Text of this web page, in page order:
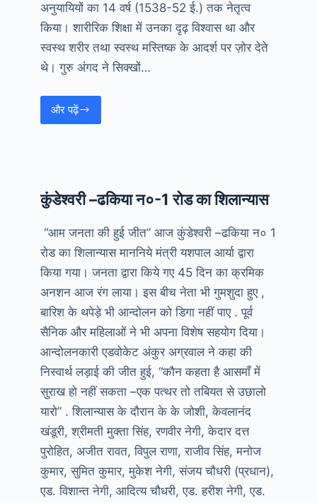
अनुयायियों का 14 वर्ष (1538-52 ई.) तक नेतृत्व
किया। शारीरिक शिक्षा में उनका दृढ़ विश्वास था और
स्वस्थ शरीर तथा स्वस्थ मस्तिष्क के आदर्श पर ज़ोर देते
थे। गुरु अंगद ने सिक्खों…
और पढ़ें
गुरु
हार्दिक
कुंडेश्वरी –ढकिया न०-1 रोड का शिलान्यास
“आम जनता की हुई जीत” आज कुंडेश्वरी –ढकिया न० 1
रोड का शिलान्यास माननिये मंत्री यशपाल आर्या द्वारा
किया गया। जनता द्वारा किये गए 45 दिन का क्रमिक
अनशन आज रंग लाया। इस बीच नेता भी गुमशुदा हुए ,
बारिश के थपेड़े भी आन्दोलन को डिगा नहीं पाए . पूर्व
सैनिक और महिलाओं ने भी अपना विशेष सहयोग दिया।
आन्दोलनकारी एडवोकेट अंकुर अग्रवाल ने कहा की
निस्वार्थ लड़ाई की जीत हुई, “कौन कहता है आसमाँ में
सुराख हो नहीं सकता –एक पत्थर तो तबियत से उछालो
यारो” . शिलान्यास के दौरान के के जोशी, केवलानंद
खंडूरी, श्रीमती मुक्ता सिंह, रणवीर नेगी, केदार दत्त
पुरोहित, अजीत रावत, विपुल राणा, राजीव सिंह, मनोज
कुमार, सुमित कुमार, मुकेश नेगी, संजय चौधरी (प्रधान),
एड. विशान्त नेगी, आदित्य चौधरी, एड. हरीश नेगी, एड.